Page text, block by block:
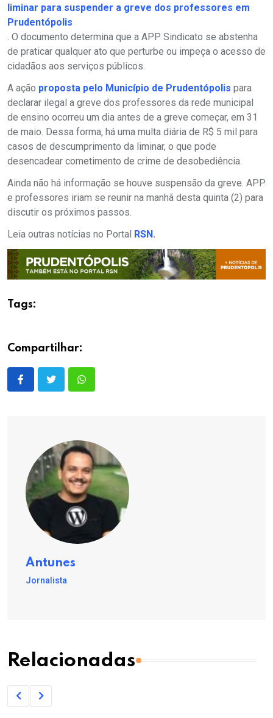
liminar para suspender a greve dos professores em
Prudentópolis
. O documento determina que a APP Sindicato se abstenha
de praticar qualquer ato que perturbe ou impeça o acesso de
cidadãos aos serviços públicos.
A ação proposta pelo Município de Prudentópolis para
declarar ilegal a greve dos professores da rede municipal
de ensino ocorreu um dia antes de a greve começar, em 31
de maio. Dessa forma, há uma multa diária de R$ 5 mil para
casos de descumprimento da liminar, o que pode
desencadear cometimento de crime de desobediência.
Ainda não há informação se houve suspensão da greve. APP
e professores iriam se reunir na manhã desta quinta (2) para
discutir os próximos passos.
Leia outras notícias no Portal RSN.
Tags:
Compartilhar:
Antunes
Jornalista
Relacionadas